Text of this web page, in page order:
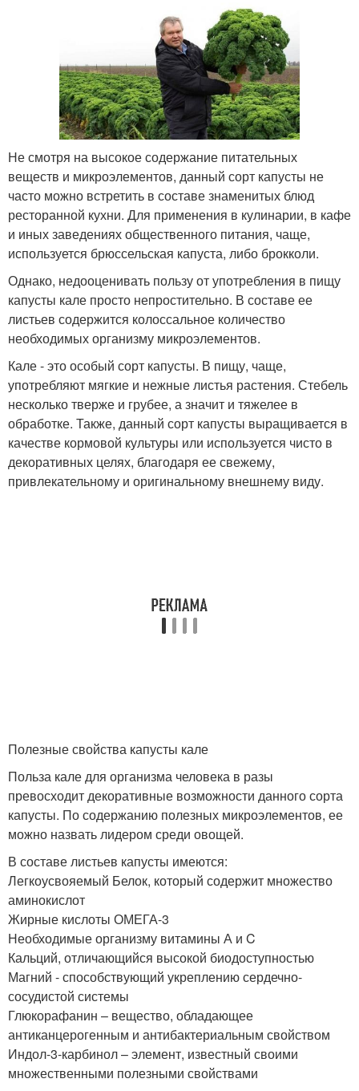
Не смотря на высокое содержание питательных
веществ и микроэлементов, данный сорт капусты не
часто можно встретить в составе знаменитых блюд
ресторанной кухни. Для применения в кулинарии, в кафе
и иных заведениях общественного питания, чаще,
используется брюссельская капуста, либо брокколи.
Однако, недооценивать пользу от употребления в пищу
капусты кале просто непростительно. В составе ее
листьев содержится колоссальное количество
необходимых организму микроэлементов.
Кале - это особый сорт капусты. В пищу, чаще,
употребляют мягкие и нежные листья растения. Стебель
несколько тверже и грубее, а значит и тяжелее в
обработке. Также, данный сорт капусты выращивается в
качестве кормовой культуры или используется чисто в
декоративных целях, благодаря ее свежему,
привлекательному и оригинальному внешнему виду.
Полезные свойства капусты кале
Польза кале для организма человека в разы
превосходит декоративные возможности данного сорта
капусты. По содержанию полезных микроэлементов, ее
можно назвать лидером среди овощей.
В составе листьев капусты имеются:
Легкоусвояемый Белок, который содержит множество
аминокислот
Жирные кислоты ОМЕГА-3
Необходимые организму витамины А и C
Кальций, отличающийся высокой биодоступностью
Магний - способствующий укреплению сердечно-
сосудистой системы
Глюкорафанин – вещество, обладающее
антиканцерогенным и антибактериальным свойством
Индол-3-карбинол – элемент, известный своими
множественными полезными свойствами